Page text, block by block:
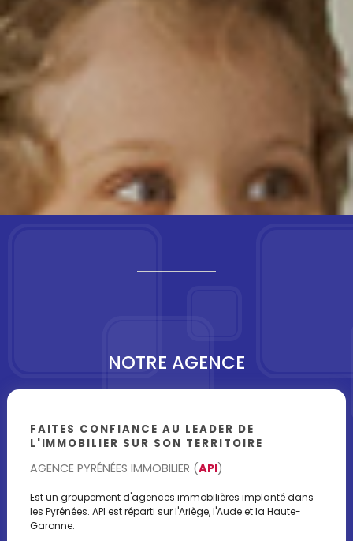
NOTRE AGENCE
FAITES CONFIANCE AU LEADER DE
L'IMMOBILIER SUR SON TERRITOIRE
AGENCE PYRÉNÉES IMMOBILIER (API)
Est un groupement d'agences immobilières implanté dans
les Pyrénées. API est réparti sur l'Ariège, l'Aude et la Haute-
Garonne.